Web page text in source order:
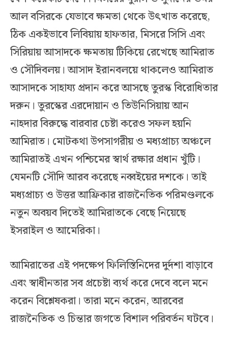
আল বসিরকে যেভাবে ক্ষমতা থেকে উৎখাত করেছে,
ঠিক একইভাবে লিবিয়ায় হাফতার, মিসরে সিসি এবং
সিরিয়ায় আসাদকে ক্ষমতায় টিকিয়ে রেখেছে আমিরাত
ও সৌদিবলয়। আসাদ ইরানবলয়ে থাকলেও আমিরাত
আসাদকে সাহায্য প্রদান করে আসছে তুরস্ক বিরোধিতার
দরুন। তুরস্কের এরদোয়ান ও তিউনিসিয়ায় আন
নাহদার বিরুদ্ধে বারবার চেষ্টা করেও সফল হয়নি
আমিরাত। মোটকথা উপসাগরীয় ও মধ্যপ্রাচ্য অঞ্চলে
আমিরাতই এখন পশ্চিমের স্বার্থ রক্ষার প্রধান খুঁটি।
যেমনটি সৌদি আরব করেছে নব্বইয়ের দশকে। তাই
মধ্যপ্রাচ্য ও উত্তর আফ্রিকার রাজনৈতিক পরিমণ্ডলকে
নতুন অবয়ব দিতেই আমিরাতকে বেছে নিয়েছে
ইসরাইল ও আমেরিকা।
আমিরাতের এই পদক্ষেপ ফিলিস্তিনিদের দুর্দশা বাড়াবে
এবং স্বাধীনতার সব প্রচেষ্টা ব্যর্থ করে দেবে বলে মনে
করেন বিশ্লেষকরা। তারা মনে করেন, আরবের
রাজনৈতিক ও চিন্তার জগতে বিশাল পরিবর্তন ঘটবে।